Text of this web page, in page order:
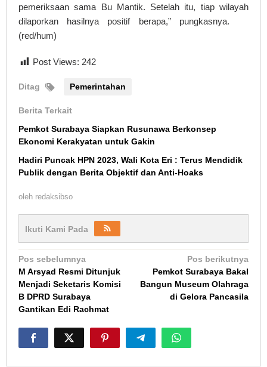
pemeriksaan sama Bu Mantik. Setelah itu, tiap wilayah
dilaporkan hasilnya positif berapa,” pungkasnya.
(red/hum)
Post Views: 242
Ditag Pemerintahan
Berita Terkait
Pemkot Surabaya Siapkan Rusunawa Berkonsep
Ekonomi Kerakyatan untuk Gakin
Hadiri Puncak HPN 2023, Wali Kota Eri : Terus Mendidik
Publik dengan Berita Objektif dan Anti-Hoaks
oleh redaksibso
Ikuti Kami Pada
Navigasi
pos
Pos sebelumnya
M Arsyad Resmi Ditunjuk
Menjadi Seketaris Komisi
B DPRD Surabaya
Gantikan Edi Rachmat
Pos berikutnya
Pemkot Surabaya Bakal
Bangun Museum Olahraga
di Gelora Pancasila